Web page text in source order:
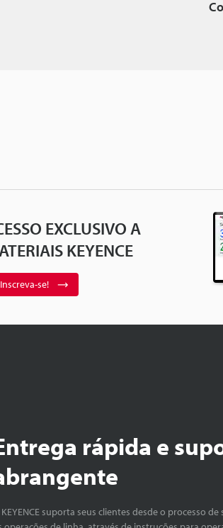
EXCLUSIVO A
KEYENCE
Inscreva-se!
rápida e
KEYENCE suporta seus clientes desde o processo de